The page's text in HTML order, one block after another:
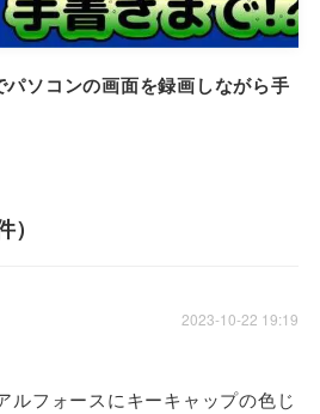
ソコンの画面を録画しながら手
2023-10-22 19:19
ルフォースにキーキャップの色じ